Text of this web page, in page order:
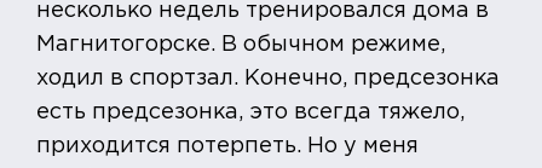
несколько недель тренировался дома в
Магнитогорске. В обычном режиме,
ходил в спортзал. Конечно, предсезонка
есть предсезонка, это всегда тяжело,
приходится потерпеть. Но у меня